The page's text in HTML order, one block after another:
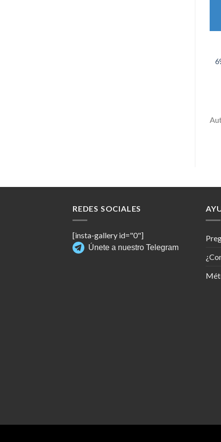
REDES SOCIALES
[insta-gallery id="0"]
Únete a nuestro Telegram